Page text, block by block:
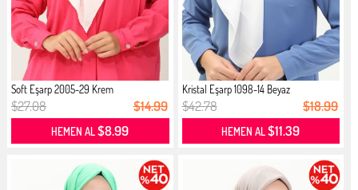
Soft Eşarp 2005-29 Krem
$27.08 $14.99
HEMEN AL$8.99
Kristal Eşarp 1098-14 Beyaz
$42.78 $18.99
HEMEN AL$11.39